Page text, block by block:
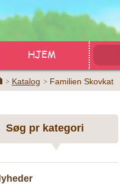
HJEM
Katalog Familien Skovkat
Søg pr kategori